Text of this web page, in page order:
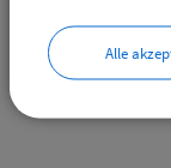
downloaden
Alle